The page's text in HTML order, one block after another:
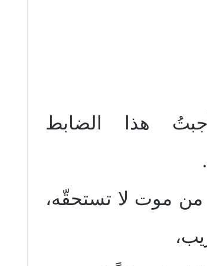
هذا الضابط
من موت لا تستحقّه،